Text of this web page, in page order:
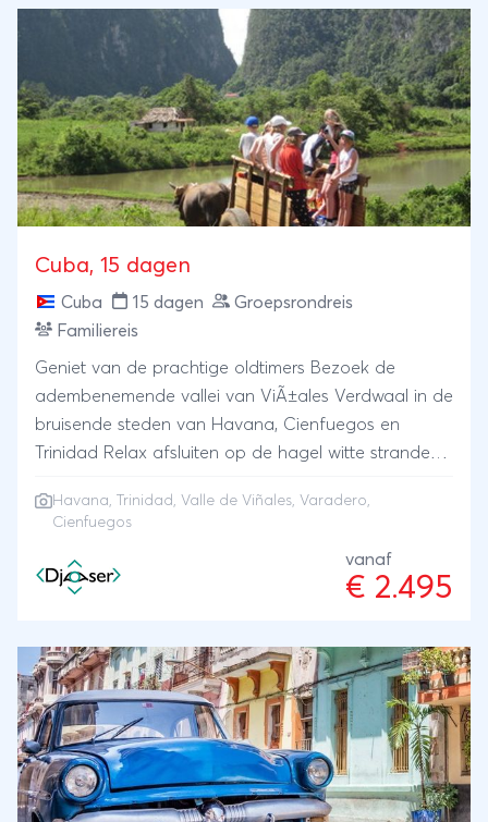
Cuba, 15 dagen
Cuba 15 dagen
Groepsrondreis
Familiereis
Geniet van de prachtige oldtimers Bezoek de
adembenemende vallei van ViÃ±ales Verdwaal in de
bruisende steden van Havana, Cienfuegos en
Trinidad Relax afsluiten op de hagel witte stranden
Havana, Trinidad , Valle de Viñales, Varadero,
Cienfuegos
vanaf
€ 2.495